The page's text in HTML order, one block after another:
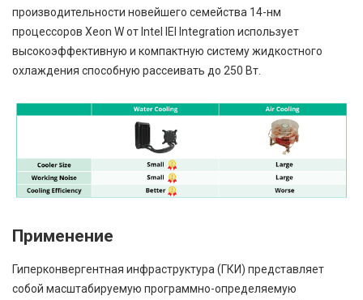
производительности новейшего семейства 14-нм
процессоров Xeon W от Intel IEI Integration использует
высокоэффективную и компактную систему жидкостного
охлаждения способную рассеивать до 250 Вт.
Применение
Гиперконвергентная инфраструктура (ГКИ) представляет
собой масштабируемую программно-определяемую